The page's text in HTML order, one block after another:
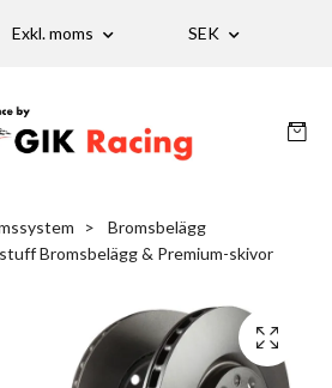
Exkl. moms SEK
Bromsbelägg
Bromsbelägg & Premium-skivor